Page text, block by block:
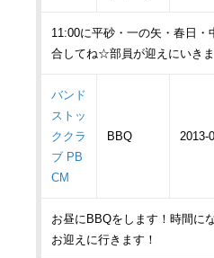
11:00に平砂・一の矢・春日
合してね☆部員が迎えにいきま
バンド
ストッ
ククラ
ブ PB
CM
BBQ 2013-
お昼にBBQをします！時間に
お迎えに行きます！